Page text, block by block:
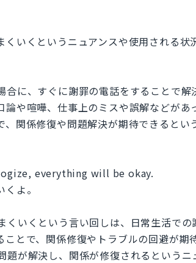
いくというニュアンスや使用される状
合に、すぐに謝罪の電話をすることで解
や喧嘩、仕事上のミスや誤解などがあ
関係修復や問題解決が期待できるとい
everything will be okay.
よ。
いくという言い回しは、日常生活での
とで、関係修復やトラブルの回避が期
が解決し、関係が修復されるというニ